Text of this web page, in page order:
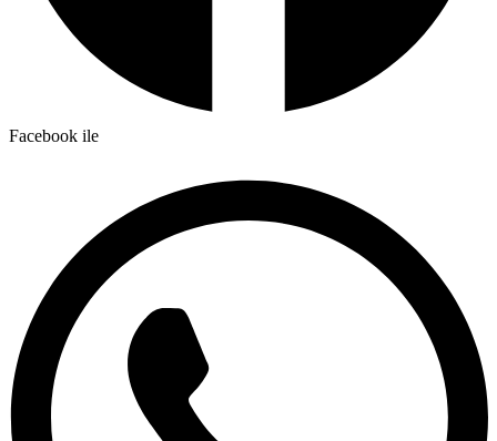
Facebook ile